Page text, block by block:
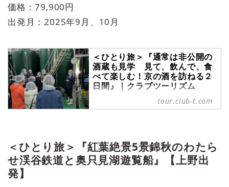
価格：79,900円
出発月：2025年9月、10月
＜ひとり旅＞『通常は非公開の
酒蔵も見学 見て、飲んで、食
べて楽しむ！京の酒を訪ねる２
日間』｜クラブツーリズム
＜ひとり旅＞『通常は非公開の酒蔵
も見学 見て、飲んで、食べて楽し
込ならクラブツーリズム。
tour.club-t.com
＜ひとり旅＞『紅葉絶景5景錦秋のわたら
せ渓谷鉄道と奥只見湖遊覧船』【上野出
発】